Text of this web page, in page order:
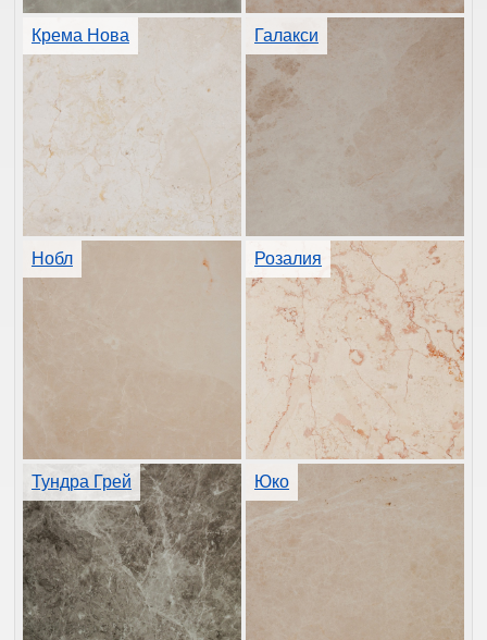
Крема Нова Галакси
Нобл Розалия
Тундра Грей Юко